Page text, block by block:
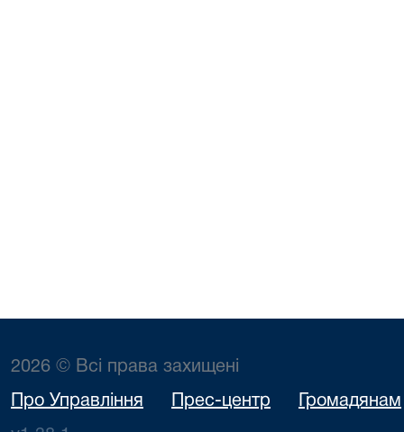
2026 © Всі права захищені
Про Управління Прес-центр Громадянам